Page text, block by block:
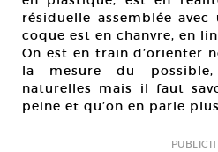
résiduelle assemblée
coque est en chanvre, en
On est en train d’orienter
la mesure du
naturelles mais il faut
peine et qu’on en parle